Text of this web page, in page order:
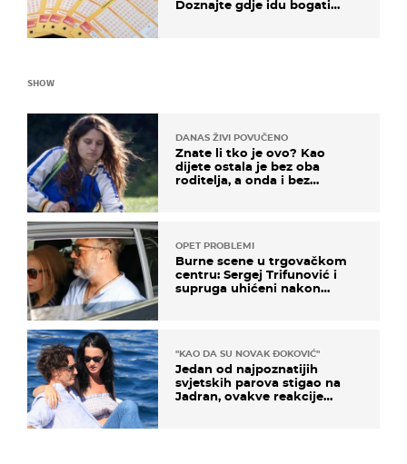
Doznajte gdje idu bogati
SHOW
DANAS ŽIVI POVUČENO
Znate li tko je ovo? Kao
dijete ostala je bez oba
roditelja, a onda i bez
OPET PROBLEMI
Burne scene u trgovačkom
centru: Sergej Trifunović i
supruga uhićeni nakon
"KAO DA SU NOVAK ĐOKOVIĆ"
Jedan od najpoznatijih
svjetskih parova stigao na
Jadran, ovakve reakcije